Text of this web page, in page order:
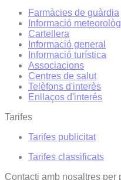
Farmàcies de guàrdia
Informació
Cartellera
Informació general
Informació turística
Associacions
Centres de salut
Telèfons d'interès
Enllaços d'interés
Tarifes
Tarifes publicitat
Tarifes classificats
Contacti amb nosaltres